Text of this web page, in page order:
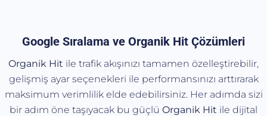
Google Sıralama ve Organik Hit Çözümleri
Organik Hit ile trafik akışınızı tamamen özelleştirebilir,
gelişmiş ayar seçenekleri ile performansınızı arttırarak
maksimum verimlilik elde edebilirsiniz. Her adımda sizi
bir adım öne taşıyacak bu güçlü Organik Hit ile dijital